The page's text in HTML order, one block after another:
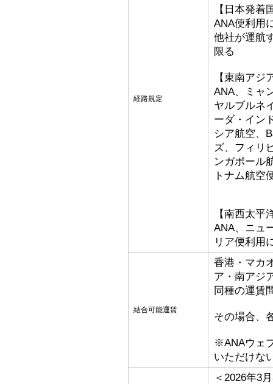
経路規定
【日本発着
ANA便利用
他社が運航
限る
【東南アジ
ANA、ミャ
ヤルブルネ
ーダ・イン
シア航空、
ズ、フィリ
ンガポール
トナム航空
【南西太平
ANA、ニュ
リア便利用
結合可能運賃
香港・マカ
ア・南アジ
同種の運賃
その場合、
※ANAウェ
いただけな
＜2026年3